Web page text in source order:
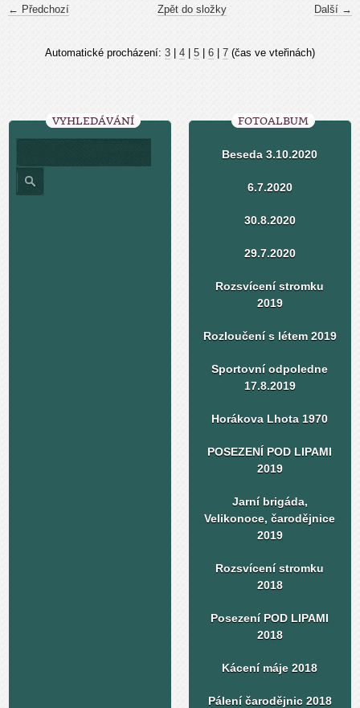
← Předchozí Další →
Zpět do složky
Automatické procházení: 3 4 5 6 7 (čas ve vteřinách)
VYHLEDÁVÁNÍ FOTOALBUM
Beseda 3.10.2020
6.7.2020
30.8.2020
29.7.2020
Rozsvícení stromku
2019
Rozloučení s létem 2019
Sportovní odpoledne
17.8.2019
Horákova Lhota 1970
POSEZENÍ POD LIPAMI
2019
Jarní brigáda,
Velikonoce, čarodějnice
2019
Rozsvícení stromku
2018
Posezení POD LIPAMI
2018
Kácení máje 2018
Pálení čarodějnic 2018